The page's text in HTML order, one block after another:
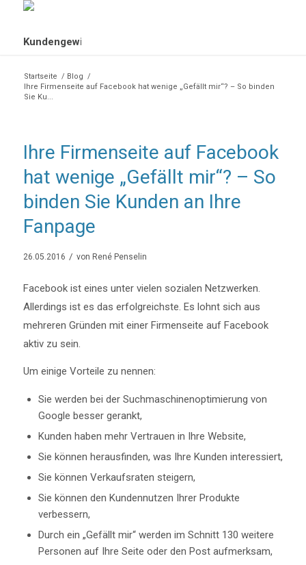
Startseite / Blog /
Ihre Firmenseite auf Facebook hat wenige „Gefällt mir“? – So binden
Sie Ku...
Ihre Firmenseite auf Facebook
hat wenige „Gefällt mir“? – So
binden Sie Kunden an Ihre
Fanpage
26.05.2016 / von René Penselin
Facebook ist eines unter vielen sozialen Netzwerken.
Allerdings ist es das erfolgreichste. Es lohnt sich aus
mehreren Gründen mit einer Firmenseite auf Facebook
aktiv zu sein.
Um einige Vorteile zu nennen:
Sie werden bei der Suchmaschinenoptimierung von
Google besser gerankt,
Kunden haben mehr Vertrauen in Ihre Website,
Sie können herausfinden, was Ihre Kunden interessiert,
Sie können Verkaufsraten steigern,
Sie können den Kundennutzen Ihrer Produkte
verbessern,
Durch ein „Gefällt mir“ werden im Schnitt 130 weitere
Personen auf Ihre Seite oder den Post aufmerksam,